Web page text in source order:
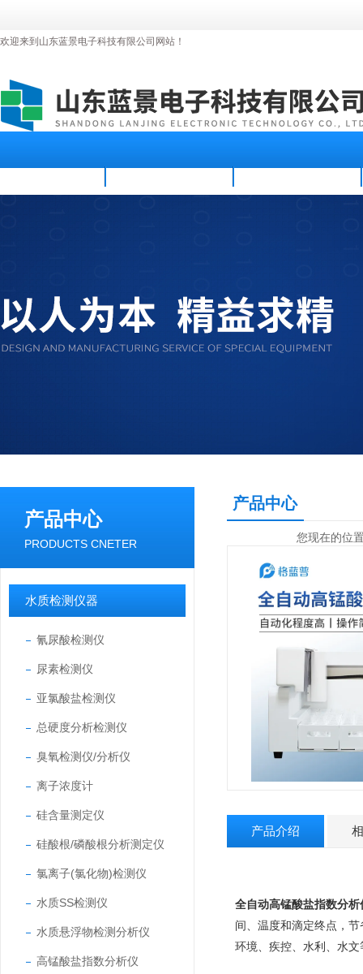
欢迎来到山东蓝景电子科技有限公司网站！
产品中心
PRODUCTS CNETER
水质检测仪器
氰尿酸检测仪
尿素检测仪
亚氯酸盐检测仪
总硬度分析检测仪
臭氧检测仪/分析仪
离子浓度计
硅含量测定仪
硅酸根/磷酸根分析测定仪
氯离子(氯化物)检测仪
水质SS检测仪
水质悬浮物检测分析仪
高锰酸盐指数分析仪
产品中心
您现在的位
产品介绍
全自动高锰酸盐指数分析
间、温度和滴定终点，
环境、疾控、水利、水